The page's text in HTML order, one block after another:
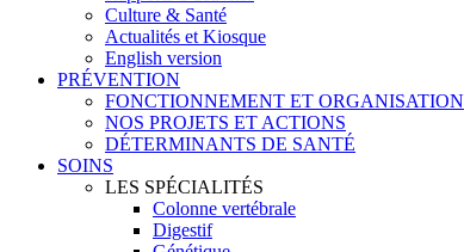
Culture & Santé
Actualités et Kiosque
English version
PRÉVENTION
FONCTIONNEMENT ET ORGANISATION
NOS PROJETS ET ACTIONS
DÉTERMINANTS DE SANTÉ
SOINS
LES SPÉCIALITÉS
Colonne vertébrale
Digestif